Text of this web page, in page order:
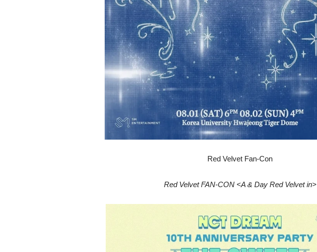
Red Velvet Fan-Con
Red Velvet FAN-CON <A & Day Red Velvet in>